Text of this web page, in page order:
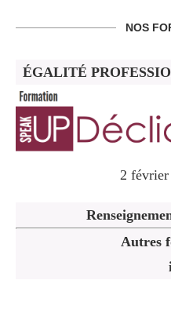
NOS
ÉGALITÉ
2 février
Autres